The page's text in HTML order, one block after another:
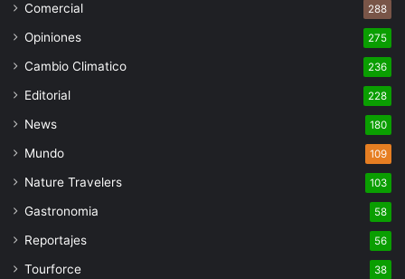
Comercial 288
Opiniones 275
Cambio Climatico 236
Editorial 228
News 180
Mundo 109
Nature Travelers 103
Gastronomia 58
Reportajes 56
Tourforce 38